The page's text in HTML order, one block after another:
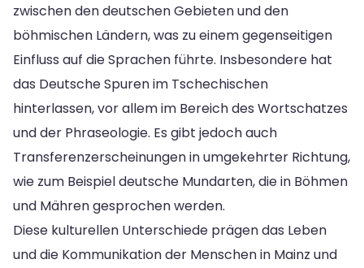
zwischen den deutschen Gebieten und den
böhmischen Ländern, was zu einem gegenseitigen
Einfluss auf die Sprachen führte. Insbesondere hat
das Deutsche Spuren im Tschechischen
hinterlassen, vor allem im Bereich des Wortschatzes
und der Phraseologie. Es gibt jedoch auch
Transferenzerscheinungen in umgekehrter Richtung,
wie zum Beispiel deutsche Mundarten, die in Böhmen
und Mähren gesprochen werden.
Diese kulturellen Unterschiede prägen das Leben
und die Kommunikation der Menschen in Mainz und